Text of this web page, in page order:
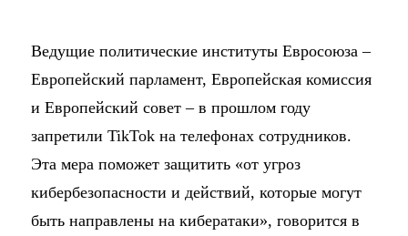
Ведущие политические институты Евросоюза –
Европейский парламент, Европейская комиссия
и Европейский совет – в прошлом году
запретили TikTok на телефонах сотрудников.
Эта мера поможет защитить «от угроз
кибербезопасности и действий, которые могут
быть направлены на кибератаки», говорится в